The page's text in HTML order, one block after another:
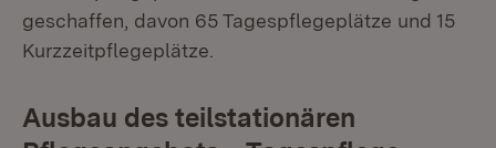
geschaffen, davon 65 Tagespflegeplätze und 15
Kurzzeitpflegeplätze.
Ausbau des teilstationären